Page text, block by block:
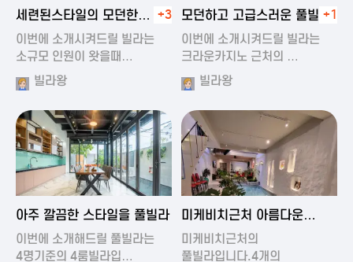
2024-11-19 01:22
세련된스타일의 모던한
풀빌라
+3
이번에 소개시켜드릴 빌라는
소규모 인원이 왓을때…
빌라왕
2024-11-20 00:20
모던하고 고급스러운 풀빌라+1
이번에 소개시켜드릴 빌라는
크라운카지노 근처의 …
빌라왕
2024-11-19 01:01
아주 깔끔한 스타일을 풀빌라
이번에 소개해드릴 풀빌라는
4명기준의 4룸빌라입…
2024-11-16 15:32
미케비치근처 아름다운
풀빌라
미케비치근처의
풀빌라입니다.4개의